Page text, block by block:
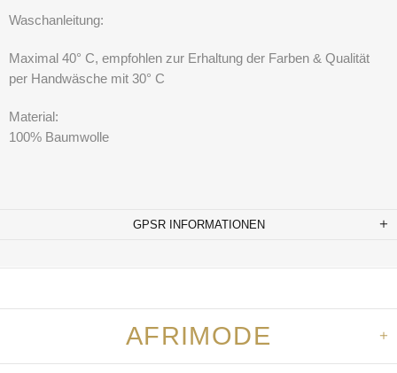
Waschanleitung:
Maximal 40° C, empfohlen zur Erhaltung der Farben & Qualität
per Handwäsche mit 30° C
Material:
100% Baumwolle
GPSR INFORMATIONEN
AFRIMODE